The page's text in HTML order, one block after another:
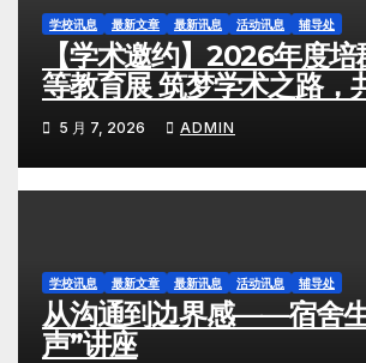
学校讯息 最新文章 最新讯息 活动讯息 辅导处
【学术邀约】2026年度
等教育展 筑梦学术之
5 月 7, 2026 ADMIN
学校讯息 最新文章 最新讯息 活动讯息 辅导处
从沟通到边界感——宿舍
声”讲座